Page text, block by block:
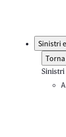
Sinistri
Sinistri